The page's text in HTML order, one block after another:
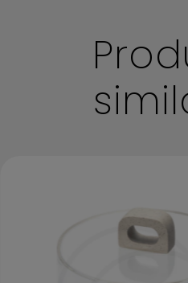
Mantenha suas peças
Antes de iniciar a limpeza
Evite riscar o acrílico
iniciar a limpeza
cuidadosamente com